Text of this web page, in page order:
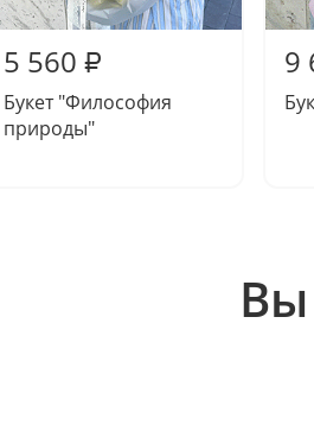
5 560 ₽
Букет "Философия
природы"
9